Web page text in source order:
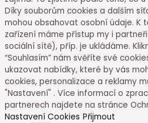
Díky souborům cookies a dalším
mohou obsahovat osobní údaje. K
zařízení máme přístup my i
sociální sítě), příp. je ukládáme.
“Souhlasím” nám svěříte své
ukazovat nabídky, které by vás
cookies, personalizace a reklamy
"Nastavení" . Více informací o
partnerech najdete na stránce
Nastavení Cookies Přijmout